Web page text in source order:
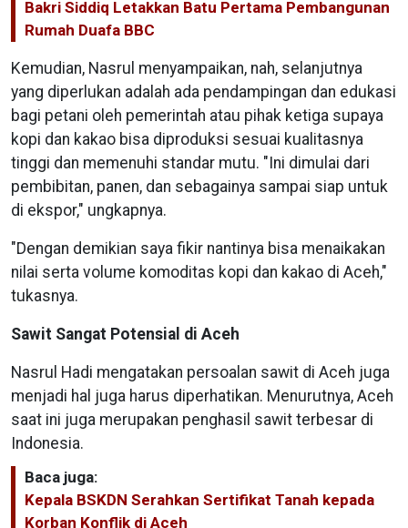
Bakri Siddiq Letakkan Batu Pertama Pembangunan
Rumah Duafa BBC
Kemudian, Nasrul menyampaikan, nah, selanjutnya
yang diperlukan adalah ada pendampingan dan edukasi
bagi petani oleh pemerintah atau pihak ketiga supaya
kopi dan kakao bisa diproduksi sesuai kualitasnya
tinggi dan memenuhi standar mutu. "Ini dimulai dari
pembibitan, panen, dan sebagainya sampai siap untuk
di ekspor," ungkapnya.
"Dengan demikian saya fikir nantinya bisa menaikakan
nilai serta volume komoditas kopi dan kakao di Aceh,"
tukasnya.
Sawit Sangat Potensial di Aceh
Nasrul Hadi mengatakan persoalan sawit di Aceh juga
menjadi hal juga harus diperhatikan. Menurutnya, Aceh
saat ini juga merupakan penghasil sawit terbesar di
Indonesia.
Baca juga:
Kepala BSKDN Serahkan Sertifikat Tanah kepada
Korban Konflik di Aceh